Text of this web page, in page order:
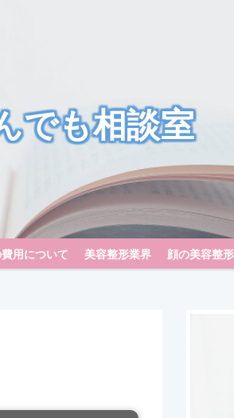
でも相談室
用について 美容整形業界 顔の美容整形